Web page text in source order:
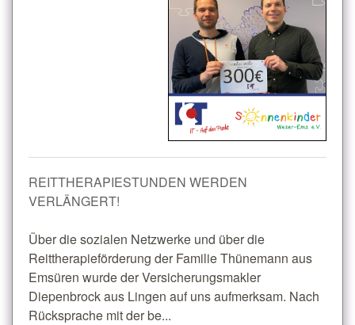
REITTHERAPIESTUNDEN WERDEN
VERLÄNGERT!
Über die sozialen Netzwerke und über die
Reittherapieförderung der Familie Thünemann aus
Emsüren wurde der Versicherungsmakler
Diepenbrock aus Lingen auf uns aufmerksam. Nach
Rücksprache mit der be...